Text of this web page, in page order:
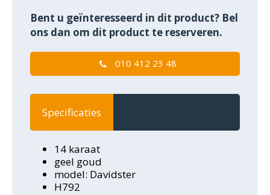
Bent u geïnteresseerd in dit product? Bel
ons dan om dit product te reserveren.
010 412 23 48
Specificaties
14 karaat
geel goud
model: Davidster
H792